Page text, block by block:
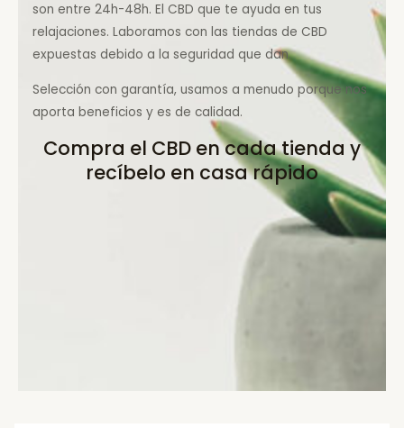
son entre 24h-48h. El CBD que te ayuda en tus
relajaciones. Laboramos con las tiendas de CBD
expuestas debido a la seguridad que dan.
Selección con garantía, usamos a menudo porque nos
aporta beneficios y es de calidad.
Compra el CBD en cada tienda y
recíbelo en casa rápido